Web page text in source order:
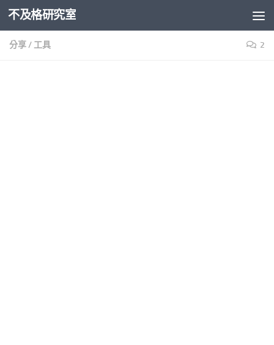
Skip to content
不及格研究室
分享/ 工具 2